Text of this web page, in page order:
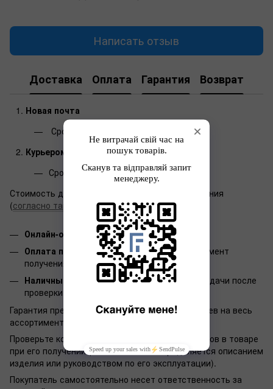
Написать отзыв
Доставка Оплата Гарантия Возврат
Новая почта
Сроки доставки:
Курьером до двери (Новая почта)
Сроки доставки:1-3 дня
Стоимость доставки зависит от места назначения
(согласно тарифам Новой почты)
Онлайн-оплата WayForPay
Оплата при получении: Оплата товара в момент
получения на почте (при заказе до 500 грн)
Наличными:
Оплата наличными в пункте выдачи после
проверки товара (при заказе до 500 грн)
Гарантия предоставляется сроком на 12 месяцев на весь
ассортимент нашего интернет-магазина.
Проверьте комплектность и отсутствие дефектов в товаре
при его получении (комплектность определяется описанием
изделия или руководством по его эксплуатации).
Покупатель самостоятельно несет ответственность за